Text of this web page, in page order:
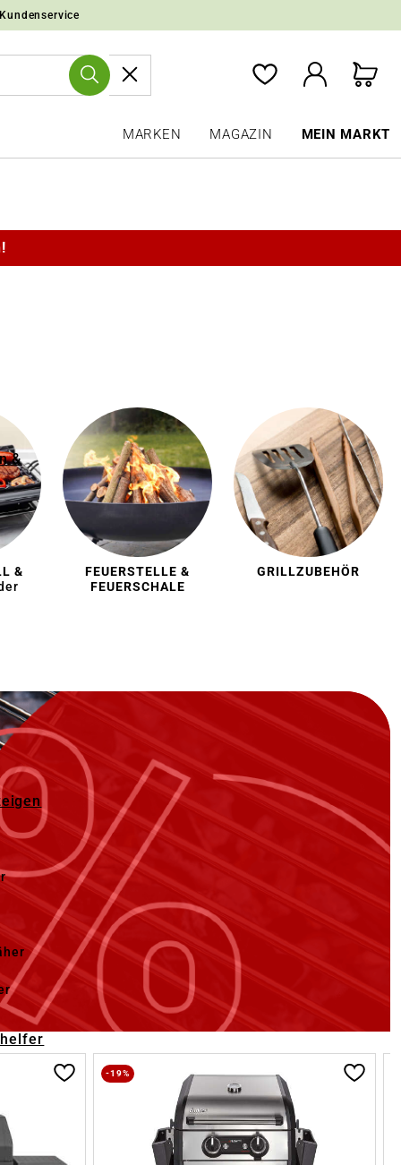
MARKEN MAGAZIN MEIN MARKT
&
&
FEUERSTELLE &
FEUERSCHALE
GRILLZUBEHÖR
-19%